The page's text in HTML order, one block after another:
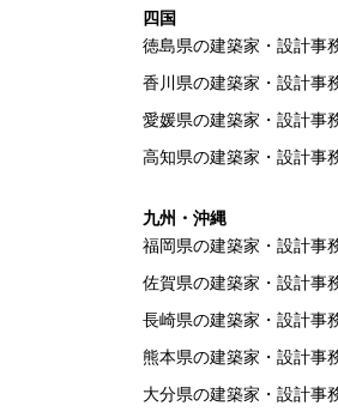
四国
徳島県の建築家・設計事
香川県の建築家・設計事
愛媛県の建築家・設計事
高知県の建築家・設計事
九州・沖縄
福岡県の建築家・設計事
佐賀県の建築家・設計事
長崎県の建築家・設計事
熊本県の建築家・設計事
大分県の建築家・設計事